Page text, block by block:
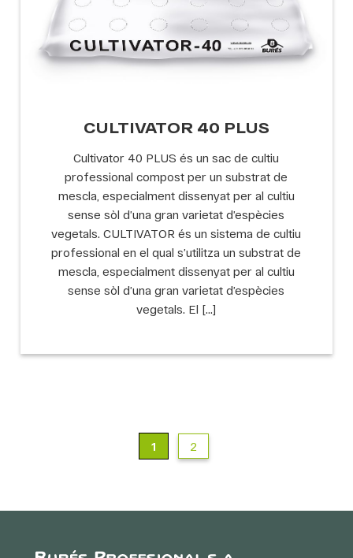
CULTIVATOR 40 PLUS
Cultivator 40 PLUS és un sac de cultiu
professional compost per un substrat de
mescla, especialment dissenyat per al cultiu
sense sòl d’una gran varietat d’espècies
vegetals. CULTIVATOR és un sistema de cultiu
professional en el qual s’utilitza un substrat de
mescla, especialment dissenyat per al cultiu
sense sòl d’una gran varietat d’espècies
vegetals. El […]
1 2